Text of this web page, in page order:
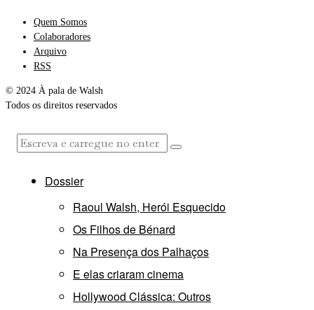
Quem Somos
Colaboradores
Arquivo
RSS
© 2024 À pala de Walsh
Todos os direitos reservados
Dossier
Raoul Walsh, Herói Esquecido
Os Filhos de Bénard
Na Presença dos Palhaços
E elas criaram cinema
Hollywood Clássica: Outros